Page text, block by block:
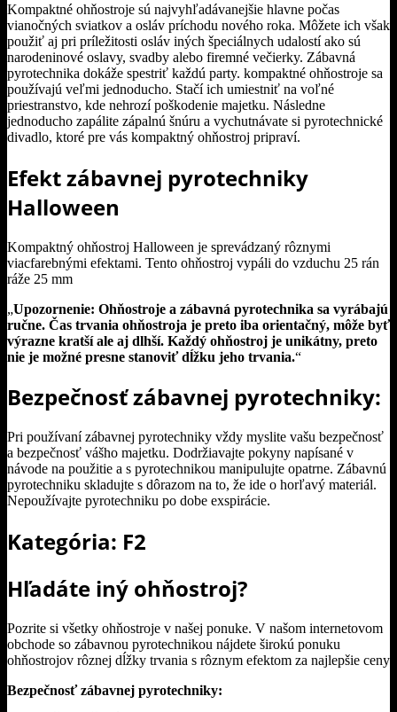
Kompaktné ohňostroje sú najvyhľadávanejšie hlavne počas
vianočných sviatkov a osláv príchodu nového roka. Môžete ich však
použiť aj pri príležitosti osláv iných špeciálnych udalostí ako sú
narodeninové oslavy, svadby alebo firemné večierky. Zábavná
pyrotechnika dokáže spestriť každú party. kompaktné ohňostroje sa
používajú veľmi jednoducho. Stačí ich umiestniť na voľné
priestranstvo, kde nehrozí poškodenie majetku. Následne
jednoducho zapálite zápalnú šnúru a vychutnávate si pyrotechnické
divadlo, ktoré pre vás kompaktný ohňostroj pripraví.
Efekt zábavnej pyrotechniky
Halloween
Kompaktný ohňostroj Halloween je sprevádzaný rôznymi
viacfarebnými efektami. Tento ohňostroj vypáli do vzduchu 25 rán
ráže 25 mm
„Upozornenie: Ohňostroje a zábavná pyrotechnika sa vyrábajú
ručne. Čas trvania ohňostroja je preto iba orientačný, môže byť
výrazne kratší ale aj dlhší. Každý ohňostroj je unikátny, preto
nie je možné presne stanoviť dĺžku jeho trvania.“
Bezpečnosť zábavnej pyrotechniky:
Pri používaní zábavnej pyrotechniky vždy myslite vašu bezpečnosť
a bezpečnosť vášho majetku. Dodržiavajte pokyny napísané v
návode na použitie a s pyrotechnikou manipulujte opatrne. Zábavnú
pyrotechniku skladujte s dôrazom na to, že ide o horľavý materiál.
Nepoužívajte pyrotechniku po dobe exspirácie.
Kategória: F2
Hľadáte iný ohňostroj?
Pozrite si všetky ohňostroje v našej ponuke. V našom internetovom
obchode so zábavnou pyrotechnikou nájdete širokú ponuku
ohňostrojov rôznej dĺžky trvania s rôznym efektom za najlepšie ceny
Bezpečnosť zábavnej pyrotechniky: